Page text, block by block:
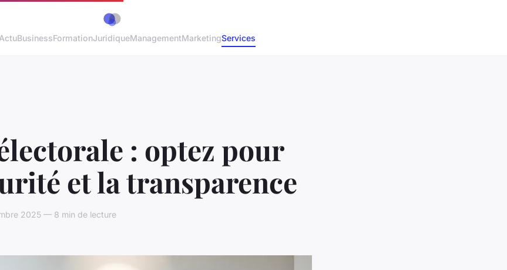
ActuBusinessFormationJuridiqueManagementMarketingServices
: optez pour
et la transparence
2025 — 8 min de lecture